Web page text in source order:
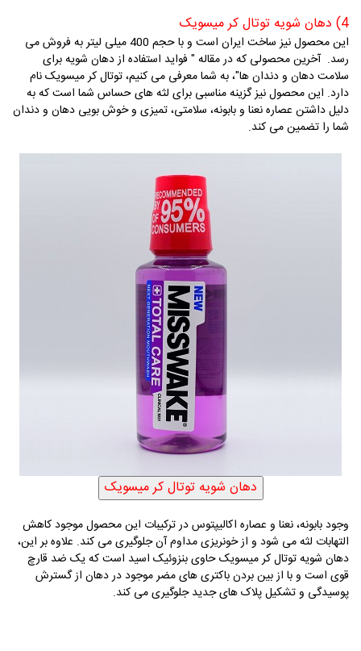
4) دهان شویه توتال کر میسویک
این محصول نیز ساخت ایران است و با حجم 400 میلی لیتر به فروش می
رسد. آخرین محصولی که در مقاله " فواید استفاده از دهان شویه برای
سلامت دهان و دندان ها"، به شما معرفی می کنیم، توتال کر میسویک نام
دارد. این محصول نیز گزینه مناسبی برای لثه های حساس شما است که به
دلیل داشتن عصاره نعنا و بابونه، سلامتی، تمیزی و خوش بویی دهان و دندان
شما را تضمین می کند.
وجود بابونه، نعنا و عصاره اکالیپتوس در ترکیبات این محصول موجود کاهش
التهابات لثه می شود و از خونریزی مداوم آن جلوگیری می کند. علاوه بر این،
دهان شویه توتال کر میسویک حاوی بنزوئیک اسید است که یک ضد قارچ
قوی است و با از بین بردن باکتری های مضر موجود در دهان از گسترش
پوسیدگی و تشکیل پلاک های جدید جلوگیری می کند.